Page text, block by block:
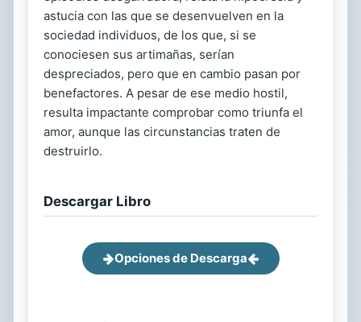
astucia con las que se desenvuelven en la
sociedad individuos, de los que, si se
conociesen sus artimañas, serían
despreciados, pero que en cambio pasan por
benefactores. A pesar de ese medio hostil,
resulta impactante comprobar como triunfa el
amor, aunque las circunstancias traten de
destruirlo.
Descargar Libro
Opciones de Descarga